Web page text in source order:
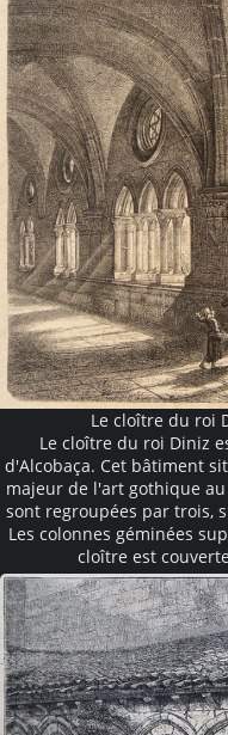
Le cloître du roi
Le cloître du roi Diniz
d'Alcobaça. Cet bâtiment
majeur de l'art gothique
sont regroupées par trois,
Les colonnes géminées
cloître est